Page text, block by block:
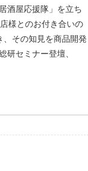
酒屋応援隊」を立ち
様とのお付き合いの
その知見を商品開発
研セミナー登壇、